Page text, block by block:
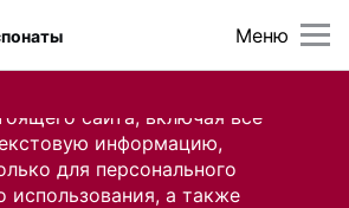
сайта, включая все
информацию,
для персонального
использования, а также
Меню